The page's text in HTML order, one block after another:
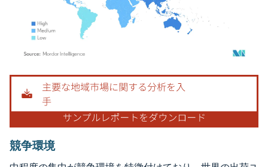
画像 © Mordor Intelligence。再利用にはCC BY 4.0の表示が必要です。
競争環境